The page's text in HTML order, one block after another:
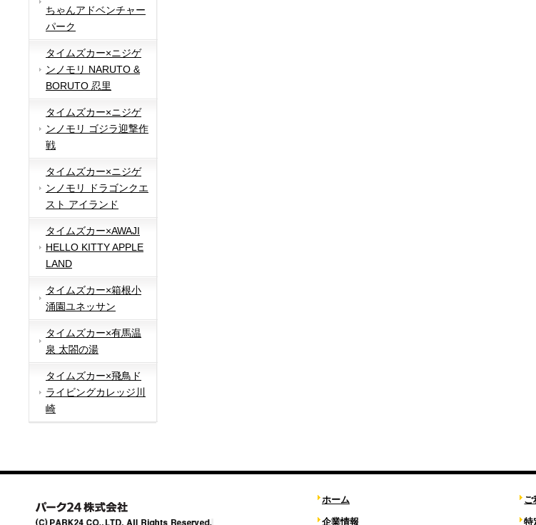
ちゃんアドベンチャー
パーク
タイムズカー×ニジゲ
ンノモリ NARUTO &
BORUTO 忍里
タイムズカー×ニジゲ
ンノモリ ゴジラ迎撃作
戦
タイムズカー×ニジゲ
ンノモリ ドラゴンクエ
スト アイランド
タイムズカー×AWAJI
HELLO KITTY APPLE
LAND
タイムズカー×箱根小
涌園ユネッサン
タイムズカー×有馬温
泉 太閤の湯
タイムズカー×飛鳥ド
ライビングカレッジ川
崎
ホーム
企業情報
ご
特